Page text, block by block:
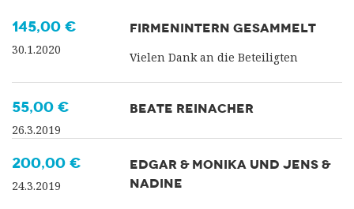
145,00 €
30.1.2020
FIRMENINTERN GESAMMELT
Vielen Dank an die Beteiligten
55,00 €
26.3.2019
BEATE REINACHER
200,00 €
24.3.2019
EDGAR & MONIKA UND JENS &
NADINE